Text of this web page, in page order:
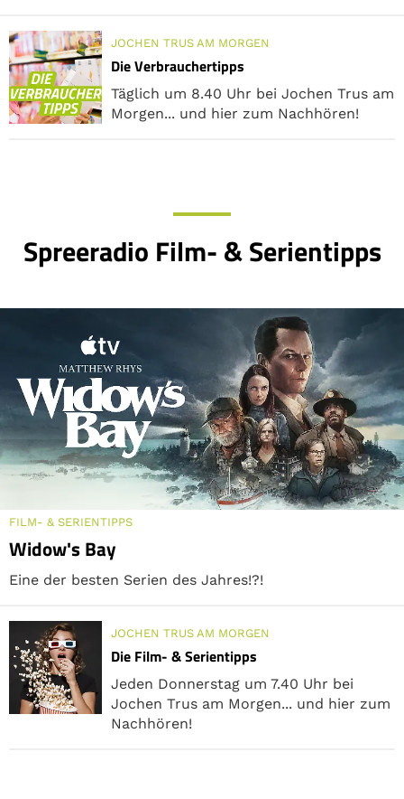
JOCHEN TRUS AM MORGEN
Die Verbrauchertipps
Täglich um 8.40 Uhr bei Jochen Trus am
Morgen... und hier zum Nachhören!
Spreeradio Film- & Serientipps
FILM- & SERIENTIPPS
Widow's Bay
Eine der besten Serien des Jahres!?!
JOCHEN TRUS AM MORGEN
Die Film- & Serientipps
Jeden Donnerstag um 7.40 Uhr bei
Jochen Trus am Morgen... und hier zum
Nachhören!